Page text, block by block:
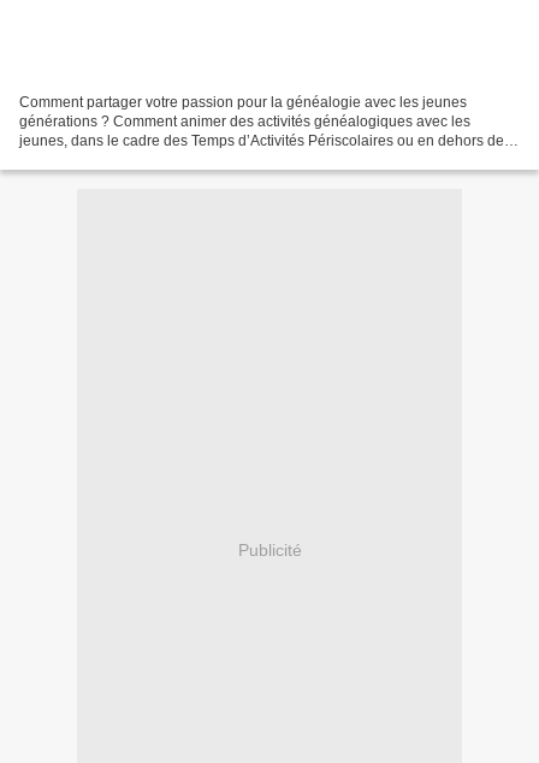
Comment partager votre passion pour la généalogie avec les jeunes
générations ? Comment animer des activités généalogiques avec les
jeunes, dans le cadre des Temps d’Activités Périscolaires ou en dehors de
Publicité